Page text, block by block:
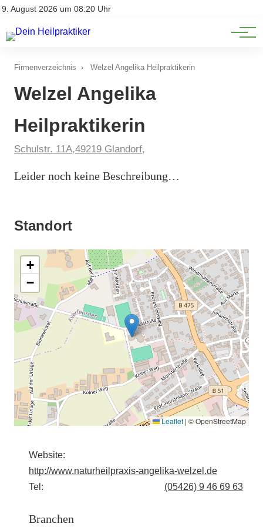
9. August 2026 um 08:20 Uhr
Impressum
Natürliche Medizin
Heilpflanzen & Kräuterkunde
Firmenverzeichnis › Welzel Angelika Heilpraktikerin
Welzel Angelika
Heilpraktikerin
Schulstr. 11A,49219 Glandorf,
Leider noch keine Beschreibung…
Standort
+
−
Leaflet | © OpenStreetMap
Website:
http://www.naturheilpraxis-angelika-welzel.de
Tel:
(05426) 9 46 69 63
Branchen